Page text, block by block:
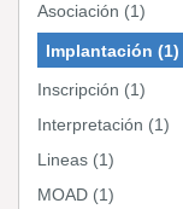
Asociación (1)
Implantación (1)
Inscripción (1)
Interpretación (1)
Lineas (1)
MOAD (1)